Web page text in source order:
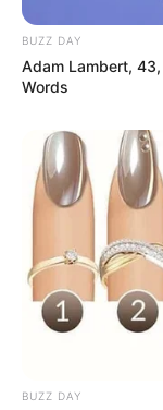
BUZZ DAY
Adam Lambert,
Words
BUZZ DAY